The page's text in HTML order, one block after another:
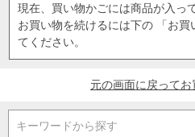
現在、買い物かごには商品が入っ
お買い物を続けるには下の 「お
てください。
元の画面に戻ってお
キーワードから探す